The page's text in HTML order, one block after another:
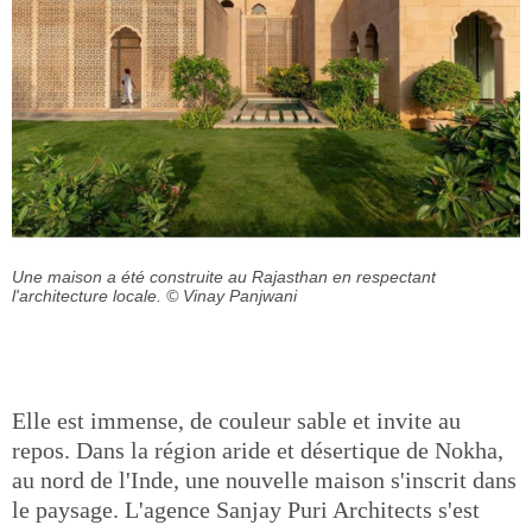
Une maison a été construite au Rajasthan en respectant
l'architecture locale. © Vinay Panjwani
Elle est immense, de couleur sable et invite au
repos. Dans la région aride et désertique de Nokha,
au nord de l'Inde, une nouvelle maison s'inscrit dans
le paysage. L'agence Sanjay Puri Architects s'est